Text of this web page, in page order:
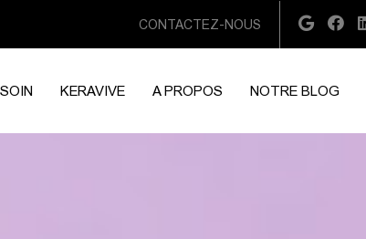
CONTACTEZ-NOUS
KERAVIVE A PROPOS NOTRE BLOG